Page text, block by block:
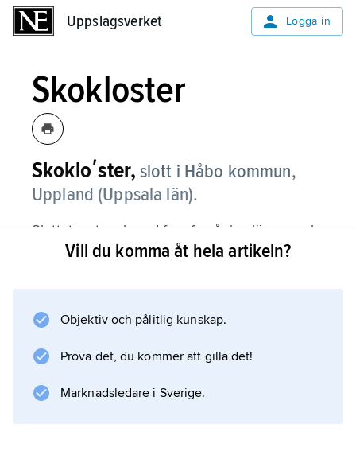
Uppslagsverket Logga in
Skokloster
Skokloʹster, slott i Håbo kommun,
Uppland (Uppsala län).
Slottet av tegel med fyra fyrvåniga längor och
åttkantiga hörntorn uppfördes 1654–68 för
ca 1664) och
Litteraturanvisning
Vill du komma åt hela artikeln?
Objektiv och pålitlig kunskap.
Prova det, du kommer att gilla det!
Marknadsledare i Sverige.